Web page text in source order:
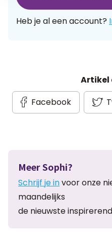
Heb je al een account?
Artikel
Facebook
Meer Sophi?
Schrijf je invoor onze
maandelijks
de nieuwste